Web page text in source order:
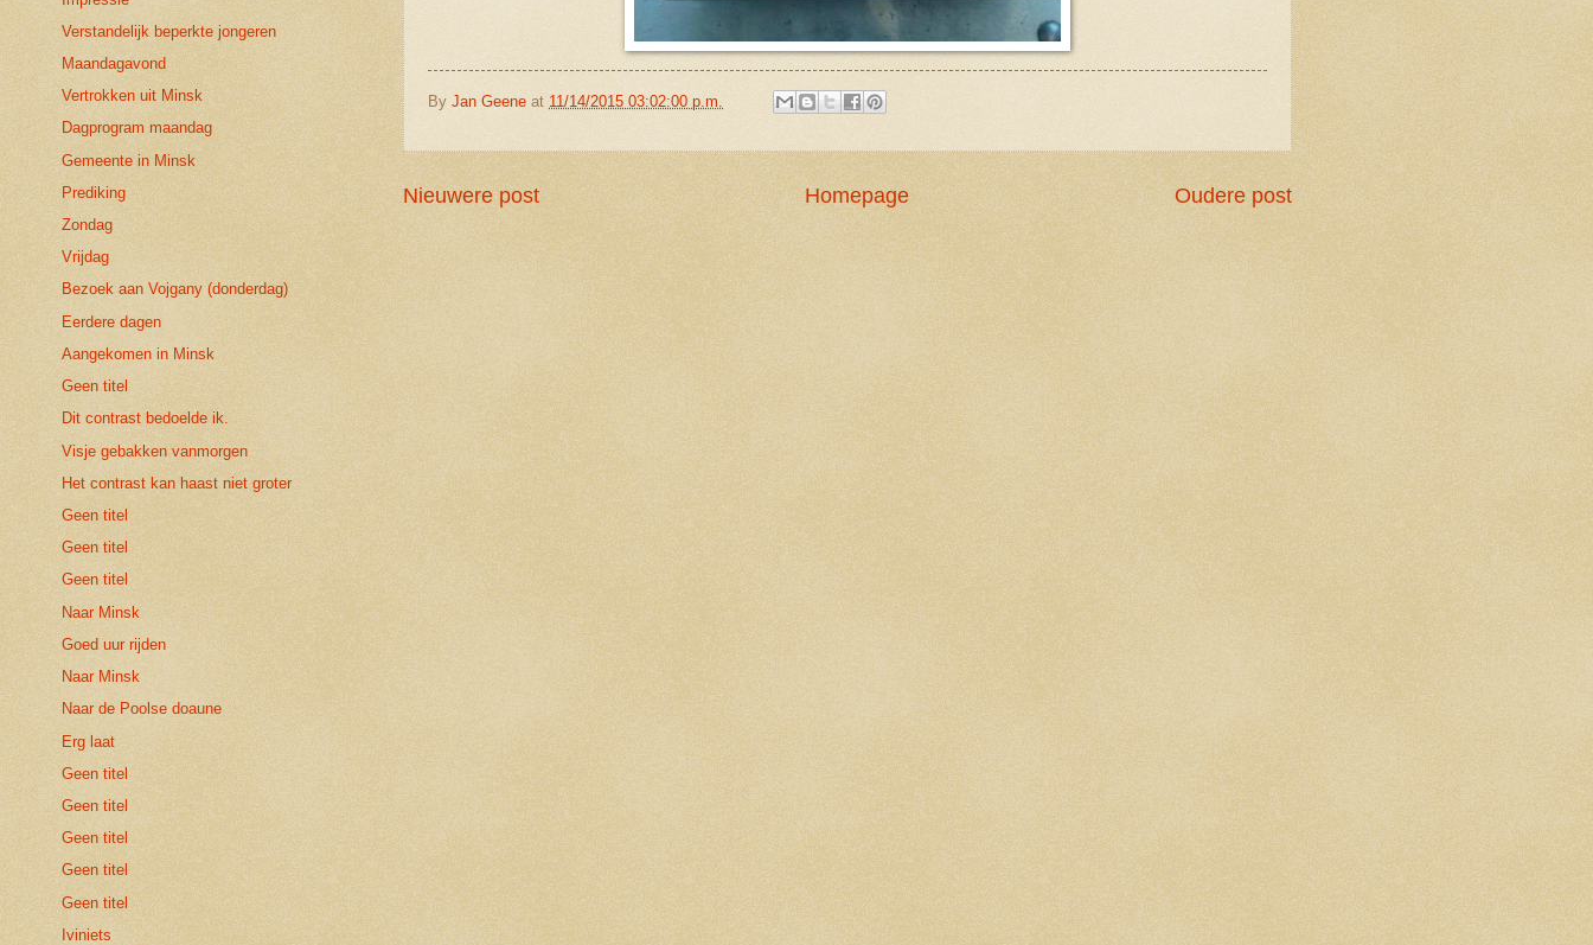
By Jan Geene at 11/14/2015 03:02:00 p.m.
Nieuwere post Oudere post
Homepage
Verstandelijk beperkte jongeren
Maandagavond
Vertrokken uit Minsk
Dagprogram maandag
Gemeente in Minsk
Prediking
Zondag
Vrijdag
Bezoek aan Vojgany (donderdag)
Eerdere dagen
Aangekomen in Minsk
Geen titel
Dit contrast bedoelde ik.
Visje gebakken vanmorgen
Het contrast kan haast niet groter
Geen titel
Geen titel
Geen titel
Naar Minsk
Goed uur rijden
Naar Minsk
Naar de Poolse doaune
Erg laat
Geen titel
Geen titel
Geen titel
Geen titel
Geen titel
Iviniets